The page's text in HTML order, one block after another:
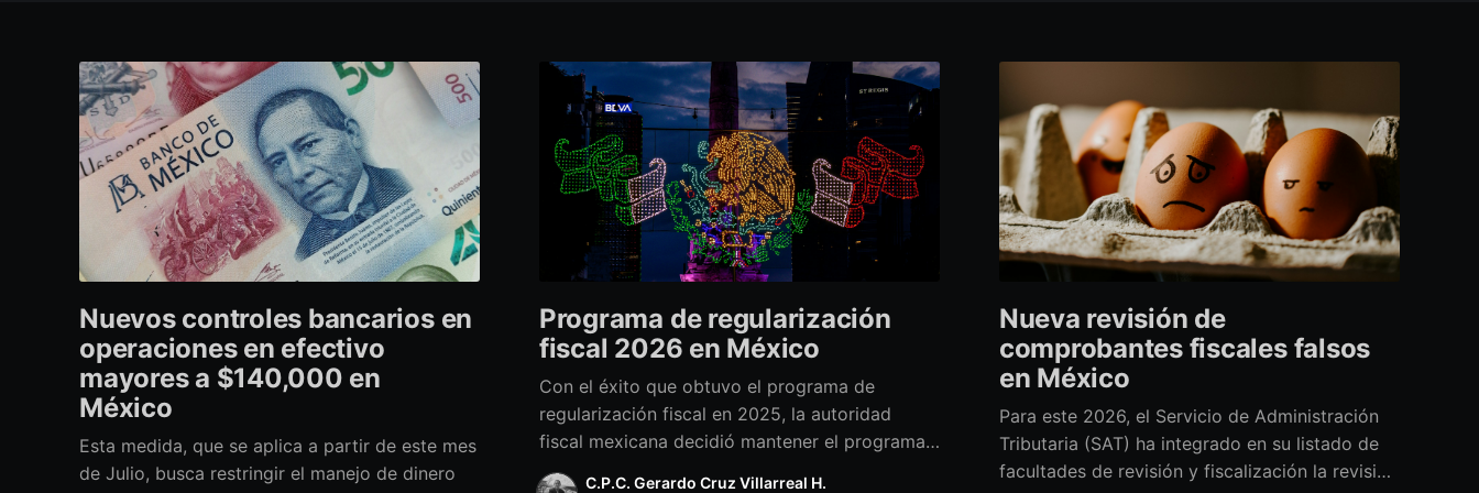
Nuevos controles bancarios en
operaciones en efectivo
mayores a $140,000 en
México
Esta medida, que se aplica a partir de este mes
de Julio, busca restringir el manejo de dinero
Programa de regularización
fiscal 2026 en México
Con el éxito que obtuvo el programa de
regularización fiscal en 2025, la autoridad
fiscal mexicana decidió mantener el programa
vigente para este presente año, con la
C.P.C. Gerardo Cruz Villarreal H.
Nueva revisión de
comprobantes fiscales falsos
en México
Para este 2026, el Servicio de Administración
Tributaria (SAT) ha integrado en su listado de
facultades de revisión y fiscalización la revisión